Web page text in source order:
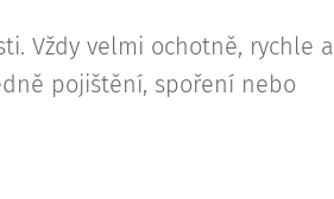
Vždy velmi ochotně, rychle a
pojištění, spoření nebo